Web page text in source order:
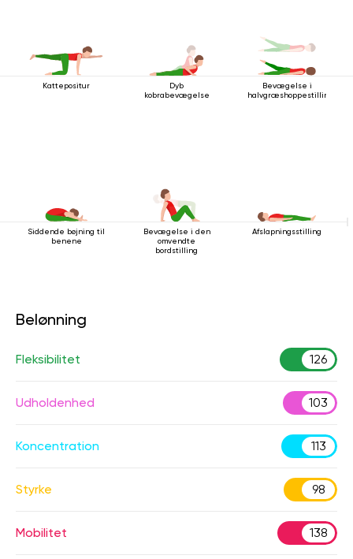
Kattepositur
Dyb
kobrabevægelse
Bevægelse i
halvgræshoppestillingen
Siddende bøjning til
benene
Bevægelse i den
omvendte
bordstilling
Afslapningsstilling
Belønning
Fleksibilitet 126
Udholdenhed 103
Koncentration 113
Styrke 98
Mobilitet 138